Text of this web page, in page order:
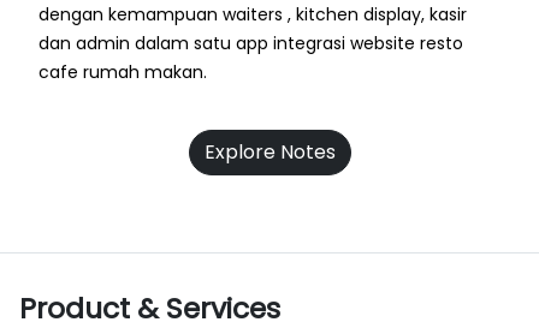
dengan kemampuan waiters , kitchen display, kasir
dan admin dalam satu app integrasi website resto
cafe rumah makan.
Explore Notes
Product & Services